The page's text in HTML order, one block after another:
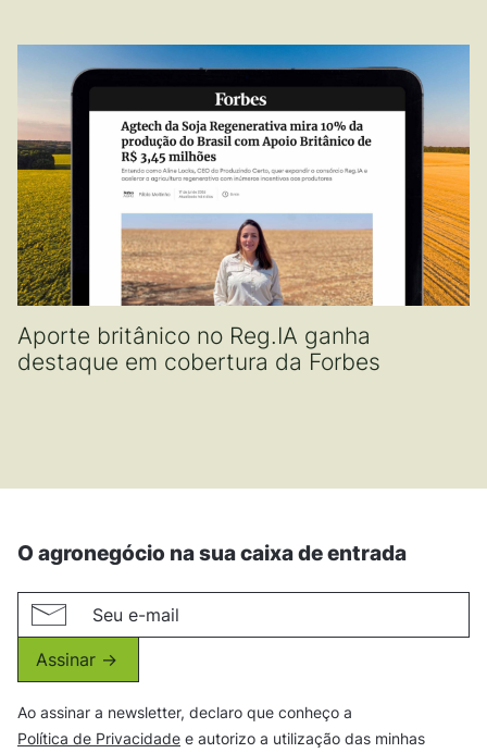
Aporte britânico no Reg.IA ganha
destaque em cobertura da Forbes
O agronegócio na sua caixa de entrada
Assinar ->
Ao assinar a newsletter, declaro que conheço a
Política de Privacidade e autorizo a utilização das minhas